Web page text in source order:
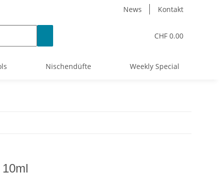
News Kontakt
CHF 0.00
Nischendüfte Weekly Special